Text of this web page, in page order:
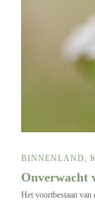
BINNENLAND,
Onverwacht
Het voortbestaan